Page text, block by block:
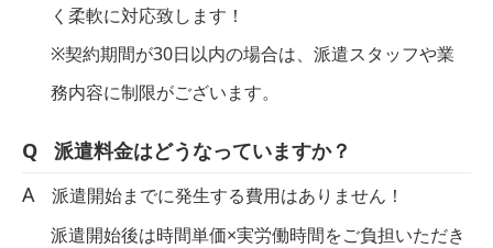
く柔軟に対応致します！
※契約期間が30日以内の場合は、派遣スタッフや業
務内容に制限がございます。
派遣料金はどうなっていますか？
派遣開始までに発生する費用はありません！
派遣開始後は時間単価×実労働時間をご負担いただき